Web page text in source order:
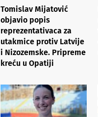
Tomislav Mijatović
objavio popis
reprezentativaca za
utakmice protiv Latvije
i Nizozemske. Pripreme
kreću u Opatiji